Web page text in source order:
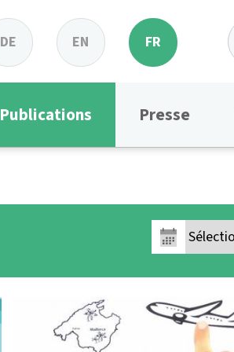
DE EN FR
Publications Presse